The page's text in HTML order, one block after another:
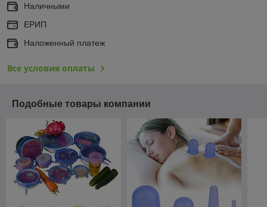
Наличными
ЕРИП
Наложенный платеж
Все условия оплаты
Подобные товары компании